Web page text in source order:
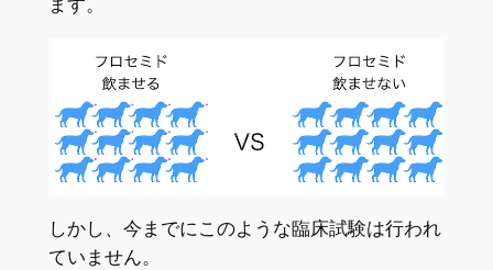
ます。
しかし、今までにこのような臨床試験は行われ
ていません。